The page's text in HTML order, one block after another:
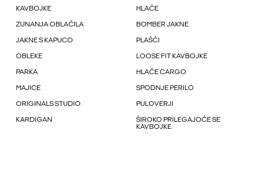
KAVBOJKE HLAČE
ZUNANJA OBLAČILA BOMBER JAKNE
JAKNE S KAPUCO PLAŠČI
OBLEKE LOOSE FIT KAVBOJKE
PARKA HLAČE CARGO
MAJICE SPODNJE PERILO
ORIGINALS STUDIO PULOVERJI
KARDIGAN
ŠIROKO PRILEGAJOČE SE
KAVBOJKE